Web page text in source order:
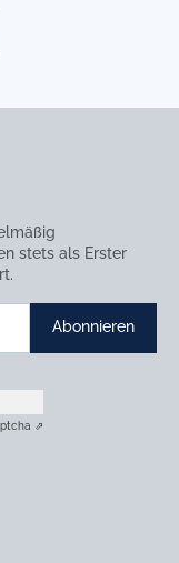
stets als Erster
Abonnieren
⇗